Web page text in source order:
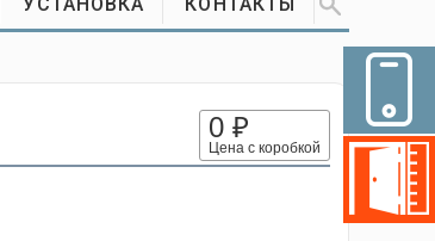
0 ₽
Цена с коробкой